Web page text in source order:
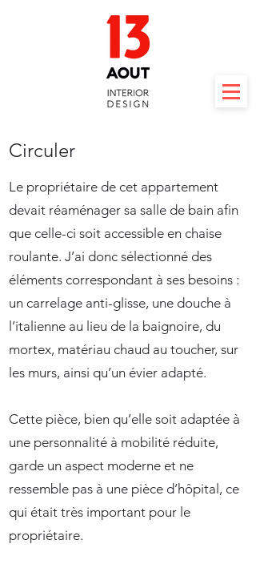
Circuler
Le propriétaire de cet appartement
devait réaménager sa salle de bain afin
que celle-ci soit accessible en chaise
roulante. J’ai donc sélectionné des
éléments correspondant à ses besoins :
un carrelage anti-glisse, une douche à
l’italienne au lieu de la baignoire, du
mortex, matériau chaud au toucher, sur
les murs, ainsi qu’un évier adapté.
Cette pièce, bien qu’elle soit adaptée à
une personnalité à mobilité réduite,
garde un aspect moderne et ne
ressemble pas à une pièce d’hôpital, ce
qui était très important pour le
propriétaire.